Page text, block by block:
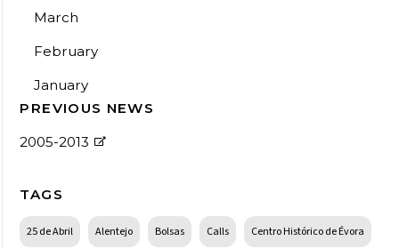
March
February
January
PREVIOUS NEWS
2005-2013
TAGS
25 de Abril Alentejo Bolsas Calls Centro Histórico de Évora